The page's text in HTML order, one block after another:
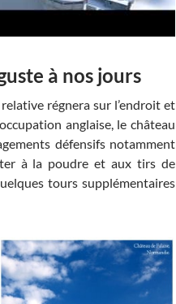
à nos jours
régnera sur l’endroit et
anglaise, le château
défensifs notamment
à la poudre et aux tirs de
tours supplémentaires